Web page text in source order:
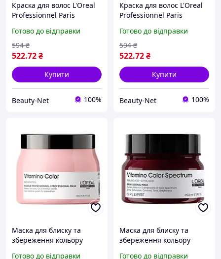
Краска для волос L'Oreal
Professionnel Paris
Світло-коричневий
попелясто-фіолетовий 60
мл
Готово до відправки
522.72₴
594 ₴
Купити
Beauty-Net 100%
Краска для волос L'Oreal
Professionnel Paris
Екстра-світлий блондин
попелясто-фіолетовий 60
мл
Готово до відправки
522.72₴
594 ₴
Купити
Beauty-Net 100%
Маска для блиску та
збереження кольору
Готово до відправки
Маска для блиску та
збереження кольору
Готово до відправки